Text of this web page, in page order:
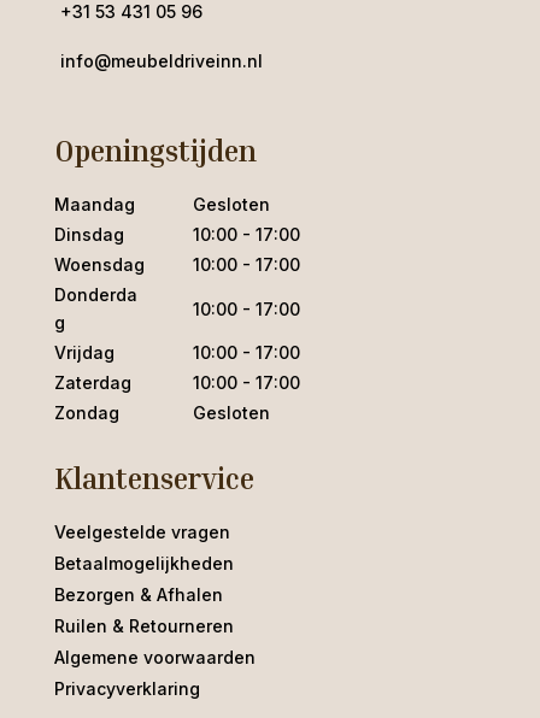
+31 53 431 05 96
info@meubeldriveinn.nl
Openingstijden
Maandag
Gesloten
Dinsdag
10:00 - 17:00
Woensdag
10:00 - 17:00
Donderda
g
10:00 - 17:00
Vrijdag
10:00 - 17:00
Zaterdag
10:00 - 17:00
Zondag
Gesloten
Klantenservice
Veelgestelde vragen
Betaalmogelijkheden
Bezorgen & Afhalen
Ruilen & Retourneren
Algemene voorwaarden
Privacyverklaring